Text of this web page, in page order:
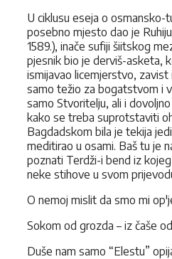
U ciklusu eseja o osmansko-
posebno mjesto dao je
1589.), inače sufiji šiitskog
pjesnik bio je derviš-asketa,
ismijavao licemjerstvo,
samo težio za bogatstvom i
samo Stvoritelju, ali i
kako se treba suprotstaviti
Bagdadskom bila je tekija
meditirao u osami. Baš tu je
poznati Terdži-i bend iz
neke stihove u svom
O nemoj mislit da smo mi
Sokom od grozda – iz čaše
Duše nam samo “Elestu”